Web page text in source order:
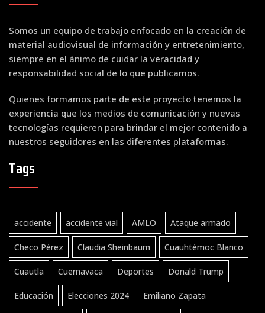
Somos un equipo de trabajo enfocado en la creación de
material audiovisual de información y entretenimiento,
siempre en el ánimo de cuidar la veracidad y
responsabilidad social de lo que publicamos.
Quienes formamos parte de este proyecto tenemos la
experiencia que los medios de comunicación y nuevas
tecnologías requieren para brindar el mejor contenido a
nuestros seguidores en las diferentes plataformas.
Tags
accidente accidente vial AMLO Ataque armado
Checo Pérez Claudia Sheinbaum Cuauhtémoc Blanco
Cuautla Cuernavaca Deportes Donald Trump
Educación Elecciones 2024 Emiliano Zapata